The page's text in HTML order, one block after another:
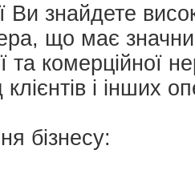
Ви знайдете
що має
та комерційної
і інших
бізнесу: